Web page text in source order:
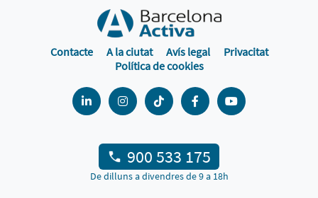
Contacte A la ciutat Avís legal
Privacitat
Política de cookies
900 533 175
De dilluns a divendres de 9 a 18h